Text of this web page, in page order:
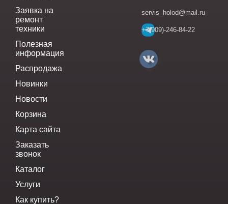
Заявка на
ремонт
техники
Полезная
информация
Распродажа
Новинки
Новости
Корзина
Карта сайта
Заказать
звонок
Каталог
Услуги
Как купить?
servis_holod@mail.ru
+7(909)-246-84-22